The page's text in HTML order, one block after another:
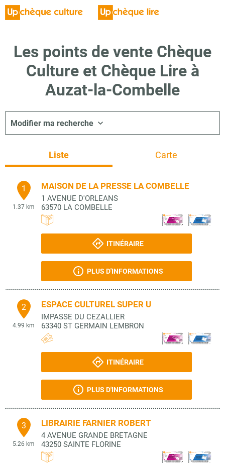
Les points de vente Chèque
Culture et Chèque Lire à
Auzat-la-Combelle
Modifier ma recherche
Liste Carte
1
1.37 km
MAISON DE LA PRESSE LA COMBELLE
1 AVENUE D'ORLEANS
63570 LA COMBELLE
ITINÉRAIRE
PLUS D'INFORMATIONS
2
4.99 km
ESPACE CULTUREL SUPER U
IMPASSE DU CEZALLIER
63340 ST GERMAIN LEMBRON
ITINÉRAIRE
PLUS D'INFORMATIONS
3
5.26 km
LIBRAIRIE FARNIER ROBERT
4 AVENUE GRANDE BRETAGNE
43250 SAINTE FLORINE